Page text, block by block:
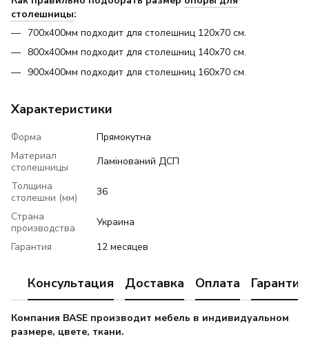
столешницы:
700х400мм подходит для столешниц 120х70 см.
800х400мм подходит для столешниц 140х70 см.
900х400мм подходит для столешниц 160х70 см.
Характеристики
Форма
Прямокутна
Материал
столешницы
Ламінований ДСП
Толщина
столешни (мм)
36
Страна
производства
Украина
Гарантия
12 месяцев
Консультация Доставка Оплата Гарантия
Компания BASE производит мебель в индивидуальном
размере, цвете, ткани.